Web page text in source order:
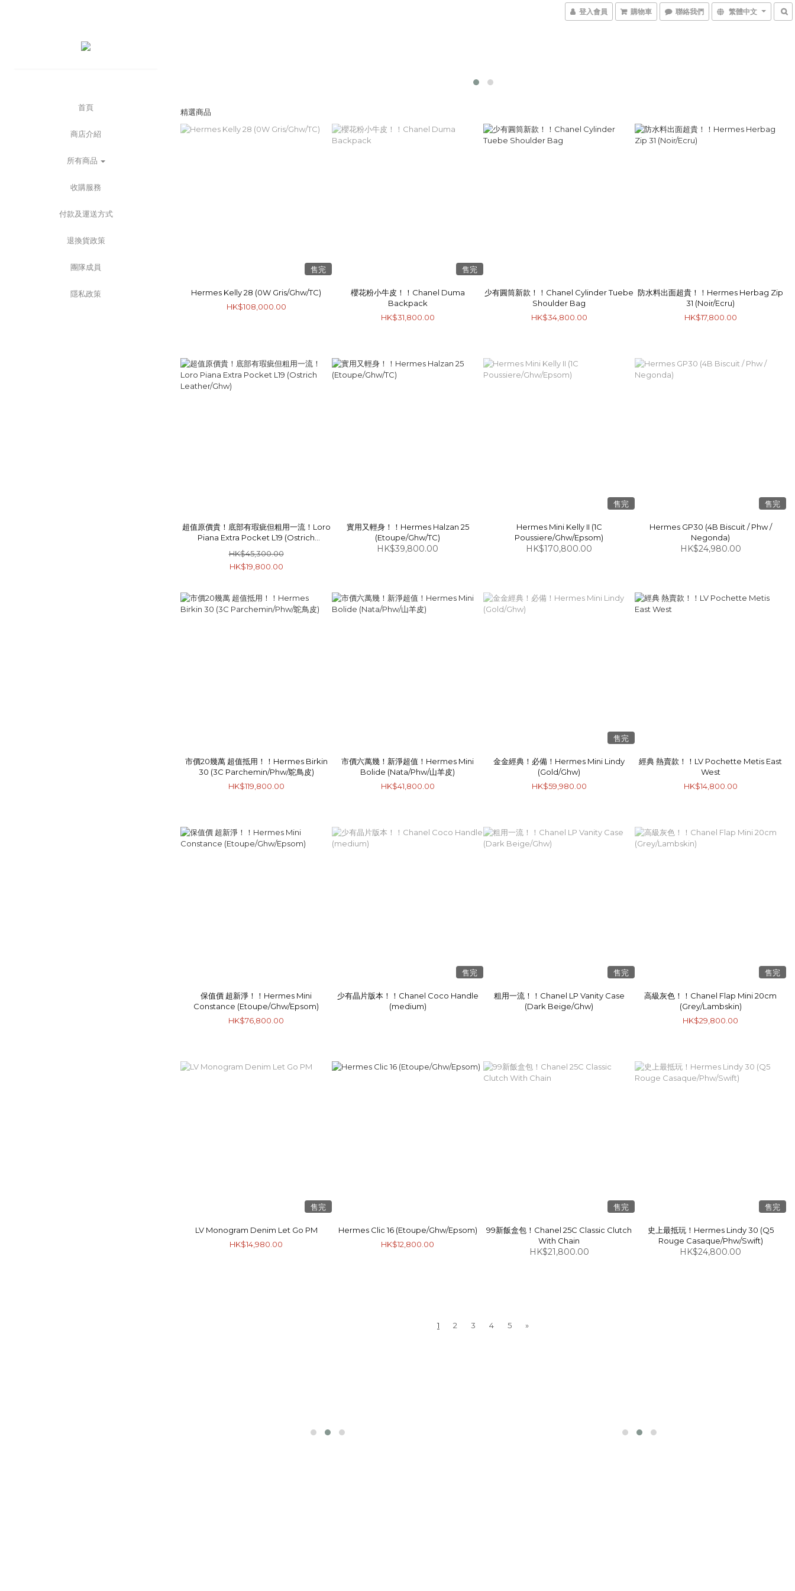
登入會員 購物車 聯絡我們 繁體中文
首頁
商店介紹
所有商品
收購服務
付款及運送方式
退換貨政策
團隊成員
隱私政策
精選商品
售完
Hermes Kelly 28 (0W Gris/Ghw/TC)
HK$108,000.00
售完
櫻花粉小牛皮！！Chanel Duma
Backpack
HK$31,800.00
少有圓筒新款！！Chanel Cylinder Tuebe
Shoulder Bag
HK$34,800.00
防水料出面超貴！！Hermes Herbag Zip
31 (Noir/Ecru)
HK$17,800.00
超值原價貴！底部有瑕疵但粗用一流！Loro
Piana Extra Pocket L19 (Ostrich
Leather/Ghw)
HK$45,300.00
HK$19,800.00
實用又輕身！！Hermes Halzan 25
(Etoupe/Ghw/TC)
HK$39,800.00
售完
Hermes Mini Kelly II (1C
Poussiere/Ghw/Epsom)
HK$170,800.00
售完
Hermes GP30 (4B Biscuit / Phw /
Negonda)
HK$24,980.00
市價20幾萬 超值抵用！！Hermes Birkin
30 (3C Parchemin/Phw/鴕鳥皮)
HK$119,800.00
市價六萬幾！新淨超值！Hermes Mini
Bolide (Nata/Phw/山羊皮)
HK$41,800.00
售完
金金經典！必備！Hermes Mini Lindy
(Gold/Ghw)
HK$59,980.00
經典 熱賣款！！LV Pochette Metis East
West
HK$14,800.00
保值價 超新淨！！Hermes Mini
Constance (Etoupe/Ghw/Epsom)
HK$76,800.00
售完
少有晶片版本！！Chanel Coco Handle
(medium)
售完
粗用一流！！Chanel LP Vanity Case
(Dark Beige/Ghw)
售完
高級灰色！！Chanel Flap Mini 20cm
(Grey/Lambskin)
HK$29,800.00
售完
LV Monogram Denim Let Go PM
HK$14,980.00
Hermes Clic 16 (Etoupe/Ghw/Epsom)
HK$12,800.00
售完
99新飯盒包！Chanel 25C Classic Clutch
With Chain
HK$21,800.00
售完
史上最抵玩！Hermes Lindy 30 (Q5
Rouge Casaque/Phw/Swift)
HK$24,800.00
1 2 3 4 5 »